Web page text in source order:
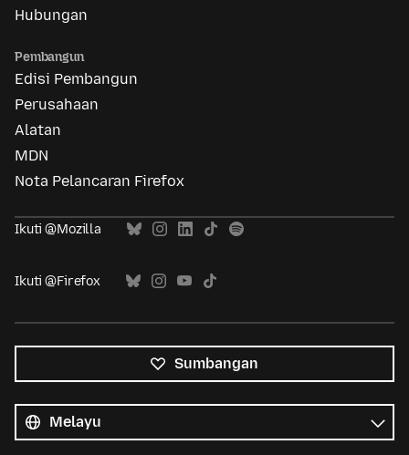
Hubungan
Pembangun
Edisi Pembangun
Perusahaan
Alatan
MDN
Nota Pelancaran Firefox
Ikuti @Mozilla
Ikuti @Firefox
Sumbangan
bahasa
Bahasa